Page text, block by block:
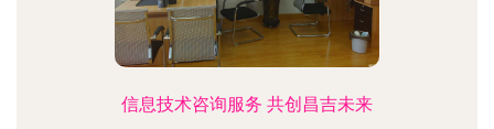
信息技术咨询服务 共创昌吉未来